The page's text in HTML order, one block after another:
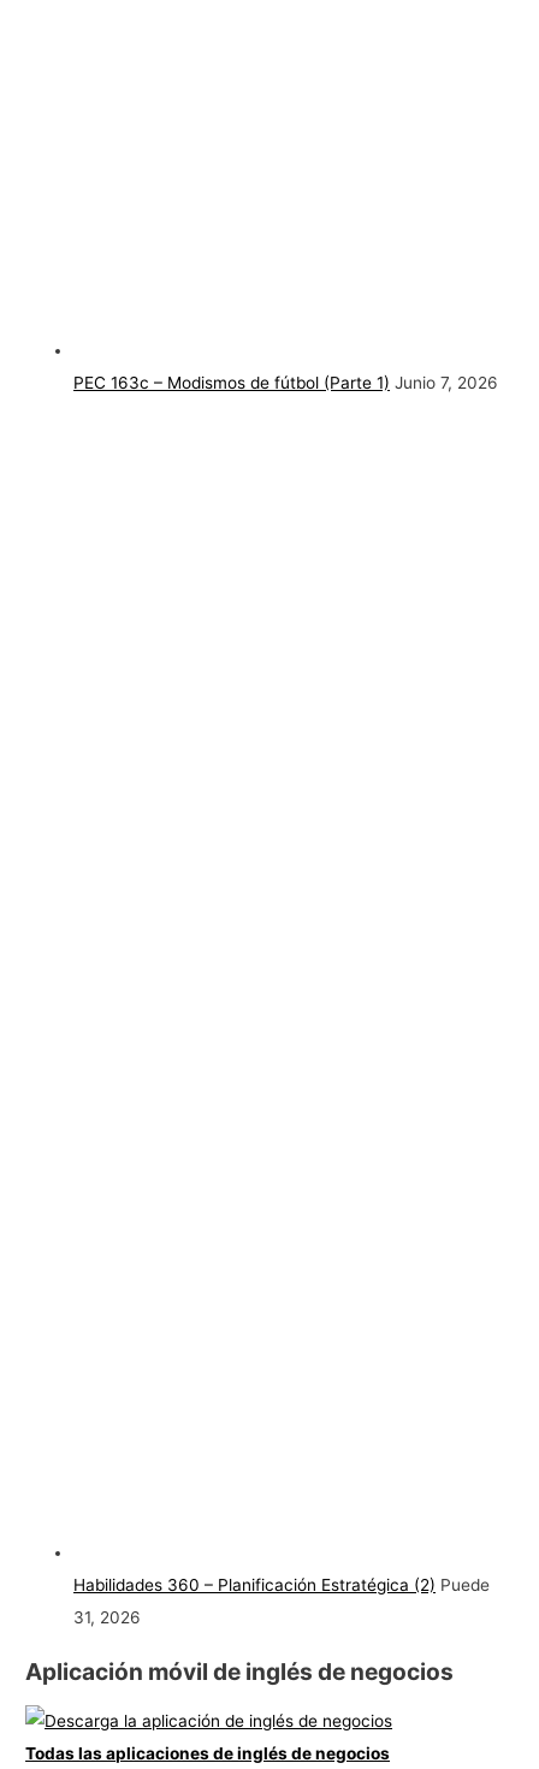
PEC 163c – Modismos de fútbol (Parte 1) Junio 7, 2026
Habilidades 360 – Planificación Estratégica (2) Puede
31, 2026
Aplicación móvil de inglés de negocios
Todas las aplicaciones de inglés de negocios